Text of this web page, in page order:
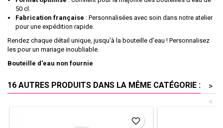
50 cl.
Fabrication française : Personnalisées avec soin dans notre atelier
pour une expédition rapide.
Rendez chaque détail unique, jusqu'à la bouteille d'eau ! Personnalisez
les pour un mariage inoubliable.
Bouteille d'eau non fournie
16 AUTRES PRODUITS DANS LA MÊME CATÉGORIE :
>
<
favorite_border